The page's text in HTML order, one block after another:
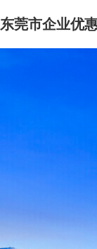
东莞市企业优